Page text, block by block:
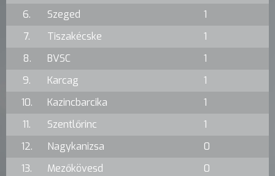
6.
Szeged
1
7.
Tiszakécske
1
8.
BVSC
1
9.
Karcag
1
10.
Kazincbarcika
1
11.
Szentlőrinc
1
12.
Nagykanizsa
0
13.
Mezőkövesd
0